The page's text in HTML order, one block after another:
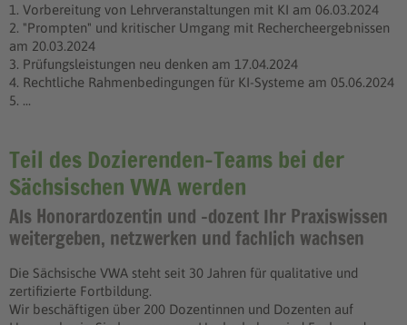
1. Vorbereitung von Lehrveranstaltungen mit KI am 06.03.2024
2. "Prompten" und kritischer Umgang mit Rechercheergebnissen
am 20.03.2024
3. Prüfungsleistungen neu denken am 17.04.2024
4. Rechtliche Rahmenbedingungen für KI-Systeme am 05.06.2024
5. ...
Teil des Dozierenden-Teams bei der
Sächsischen VWA werden
Als Honorardozentin und -dozent Ihr Praxiswissen
weitergeben, netzwerken und fachlich wachsen
Die Sächsische VWA steht seit 30 Jahren für qualitative und
zertifizierte Fortbildung.
Wir beschäftigen über 200 Dozentinnen und Dozenten auf